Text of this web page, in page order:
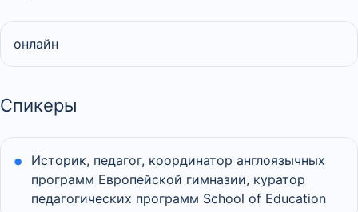
онлайн
Спикеры
Историк, педагог, координатор англоязычных
программ Европейской гимназии, куратор
педагогических программ School of Education